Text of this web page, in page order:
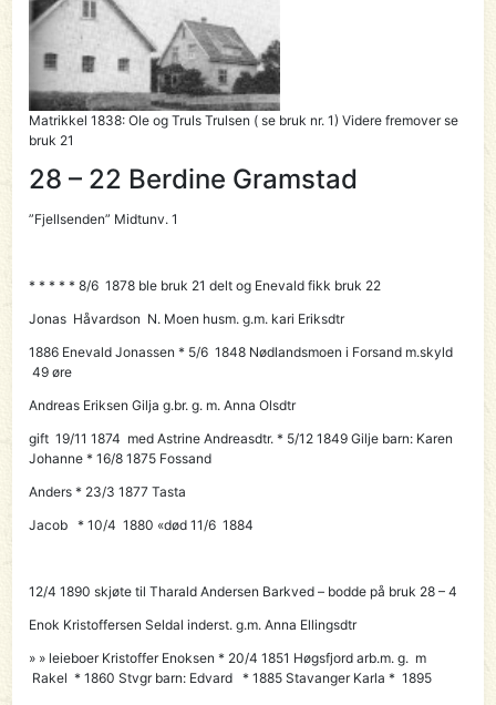
Matrikkel 1838:Ole og Truls Trulsen ( se bruk nr. 1) Videre fremover se
bruk 21
28 – 22 Berdine Gramstad
”Fjellsenden” Midtunv. 1
* * * * * 8/6 1878 ble bruk 21 delt og Enevald fikk bruk 22
Jonas Håvardson N. Moen husm. g.m. kari Eriksdtr
1886 Enevald Jonassen* 5/6 1848 Nødlandsmoen i Forsand m.skyld
49 øre
Andreas Eriksen Gilja g.br. g. m. Anna Olsdtr
gift 19/11 1874 med Astrine Andreasdtr. * 5/12 1849 Gilje barn: Karen
Johanne * 16/8 1875 Fossand
Anders * 23/3 1877 Tasta
Jacob * 10/4 1880 «død 11/6 1884
12/4 1890 skjøte tilTharald Andersen Barkved– bodde på bruk 28 – 4
Enok Kristoffersen Seldal inderst. g.m. Anna Ellingsdtr
» » leieboer Kristoffer Enoksen * 20/4 1851 Høgsfjord arb.m. g. m
Rakel * 1860 Stvgr barn: Edvard * 1885 Stavanger Karla * 1895